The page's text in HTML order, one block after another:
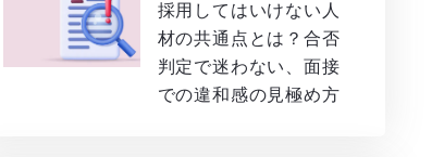
採用してはいけない人
材の共通点とは？合否
判定で迷わない、面接
での違和感の見極め方